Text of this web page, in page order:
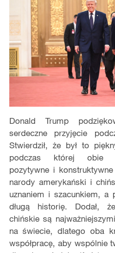
Donald Trump
serdeczne przyjęcie
Stwierdził, że był to
podczas której obie
pozytywne i
narody amerykański i
uznaniem i szacunkiem, a
długą historię. Dodał,
chińskie są
na świecie, dlatego oba
współpracę, aby wspólnie